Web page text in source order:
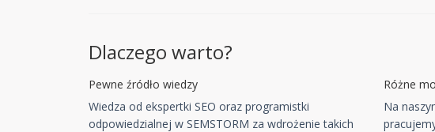
Dlaczego warto?
Pewne źródło wiedzy
Wiedza od ekspertki SEO oraz programistki
odpowiedzialnej w SEMSTORM za wdrożenie takich
Różne
Na